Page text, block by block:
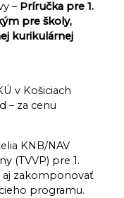
– Príručka pre 1.
pre školy,
kurikulárnej
v Košiciach
– za cenu
KNB/NAV
(TVVP) pre 1.
aj zakomponovať
programu.